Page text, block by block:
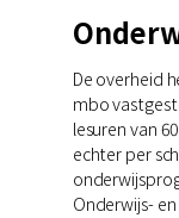
De overheid
mbo
lesuren van
echter per
Onderwijs-